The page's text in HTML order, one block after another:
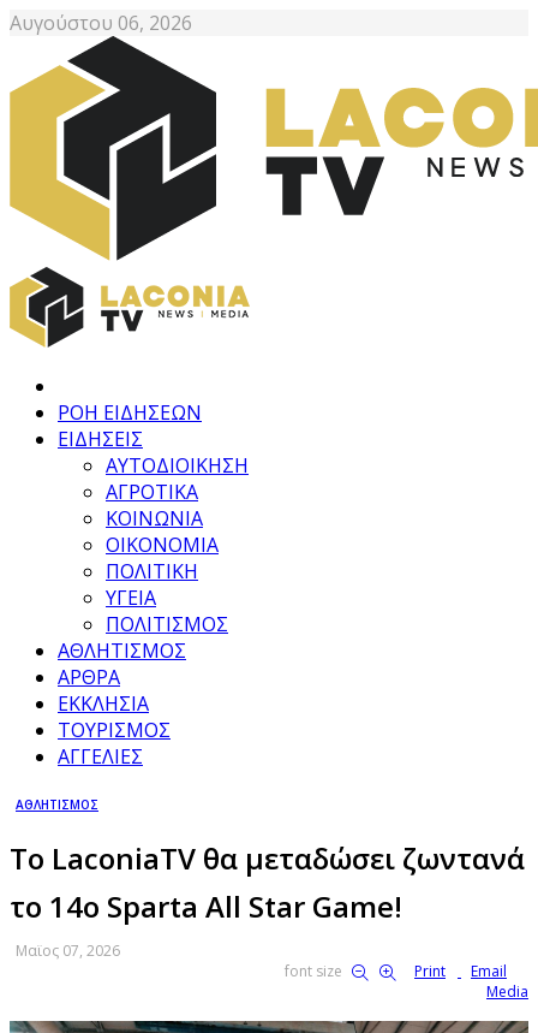
Αυγούστου 06, 2026
ΡΟΗ ΕΙΔΗΣΕΩΝ
ΕΙΔΗΣΕΙΣ
ΑΥΤΟΔΙΟΙΚΗΣΗ
ΑΓΡΟΤΙΚΑ
ΚΟΙΝΩΝΙΑ
ΟΙΚΟΝΟΜΙΑ
ΠΟΛΙΤΙΚΗ
ΥΓΕΙΑ
ΠΟΛΙΤΙΣΜΟΣ
ΑΘΛΗΤΙΣΜΟΣ
ΑΡΘΡΑ
ΕΚΚΛΗΣΙΑ
ΤΟΥΡΙΣΜΟΣ
ΑΓΓΕΛΙΕΣ
ΑΘΛΗΤΙΣΜΟΣ
Το LaconiaTV θα μεταδώσει ζωντανά
το 14ο Sparta All Star Game!
Μαϊος 07, 2026
font size
Print
Email
Media